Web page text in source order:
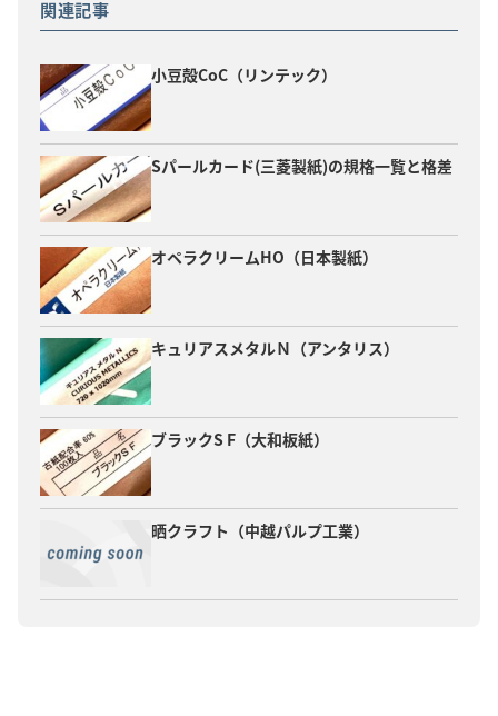
関連記事
小豆殻CoC（リンテック）
Sパールカード(三菱製紙)の規格一覧と格差
オペラクリームHO（日本製紙）
キュリアスメタルＮ（アンタリス）
ブラックS F（大和板紙）
晒クラフト（中越パルプ工業）